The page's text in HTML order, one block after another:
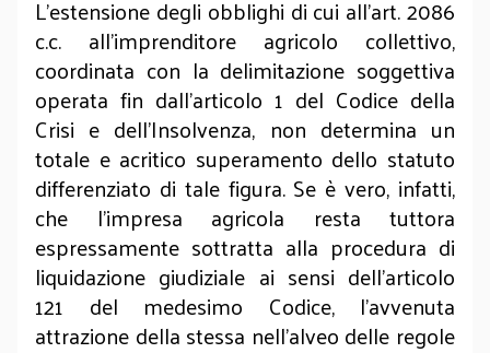
L'estensione degli obblighi di cui all'art. 2086
c.c. all'imprenditore agricolo collettivo,
coordinata con la delimitazione soggettiva
operata fin dall'articolo 1 del Codice della
Crisi e dell'Insolvenza, non determina un
totale e acritico superamento dello statuto
differenziato di tale figura. Se è vero, infatti,
che l'impresa agricola resta tuttora
espressamente sottratta alla procedura di
liquidazione giudiziale ai sensi dell'articolo
121 del medesimo Codice, l'avvenuta
attrazione della stessa nell'alveo delle regole